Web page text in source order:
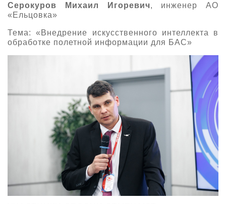
Серокуров Михаил Игоревич, инженер АО
«Ельцовка»
Тема: «Внедрение искусственного интеллекта в
обработке полетной информации для БАС»